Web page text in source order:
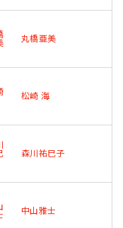
丸橋亜美
松崎 海
森川祐巳子
中山雅士